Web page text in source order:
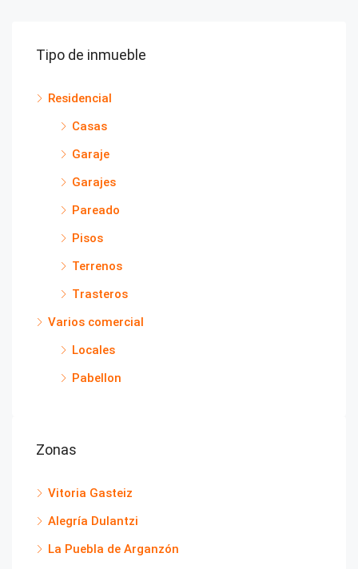
Tipo de inmueble
Residencial
Casas
Garaje
Garajes
Pareado
Pisos
Terrenos
Trasteros
Varios comercial
Locales
Pabellon
Zonas
Vitoria Gasteiz
Alegría Dulantzi
La Puebla de Arganzón